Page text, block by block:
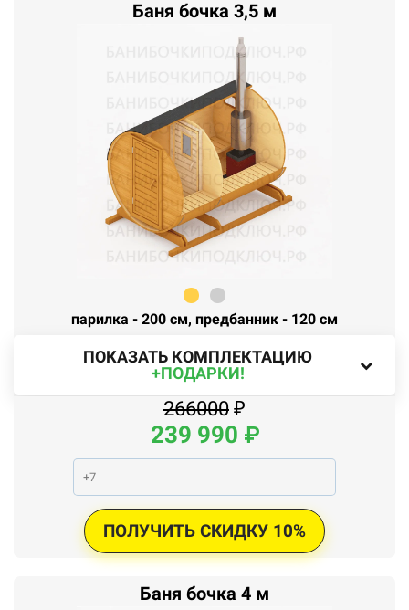
Баня бочка 3,5 м
парилка - 200 см, предбанник - 120 см
ПОКАЗАТЬ КОМПЛЕКТАЦИЮ
+ПОДАРКИ!
266000 ₽
239 990 ₽
ПОЛУЧИТЬ СКИДКУ 10%
Баня бочка 4 м